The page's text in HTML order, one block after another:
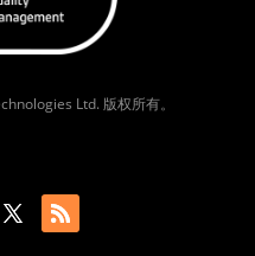
Ltd. 版权所有。